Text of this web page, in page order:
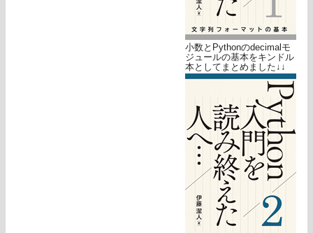
小数とPythonのdecimalモ
ジュールの基本をキンドル
本としてまとめました↓↓